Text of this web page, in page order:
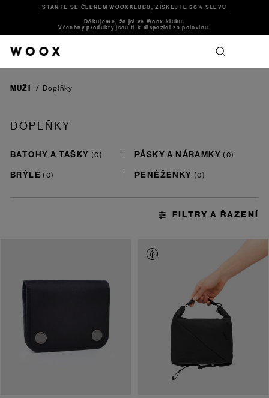
STAŇTE SE ČLENEM WOOXKLUBU, ZÍSKEJTE 50% SLEVU
Děkujeme, že jsi ve Woox klubu.
Všechny produkty jsou ti k dispozici za polovinu.
MUŽI / Doplňky
DOPLŇKY
BATOHY A TAŠKY
PÁSKY A NÁRAMKY
BRÝLE
PENĚŽENKY